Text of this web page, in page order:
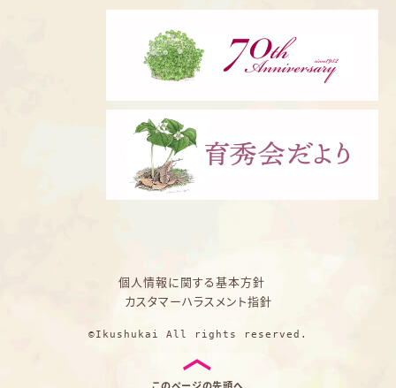
個人情報に関する基本方針
カスタマーハラスメント指針
©Ikushukai All rights reserved.